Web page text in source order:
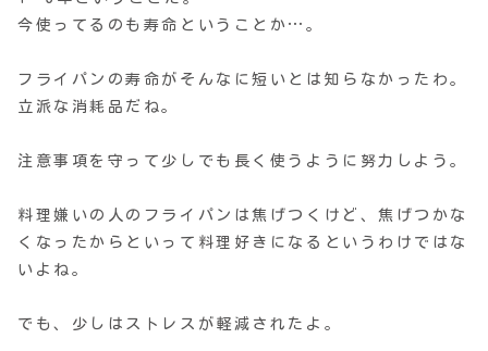
今使ってるのも寿命ということか…。
フライパンの寿命がそんなに短いとは知らなかったわ。
立派な消耗品だね。
注意事項を守って少しでも長く使うように努力しよう。
料理嫌いの人のフライパンは焦げつくけど、焦げつかな
くなったからといって料理好きになるというわけではな
いよね。
でも、少しはストレスが軽減されたよ。